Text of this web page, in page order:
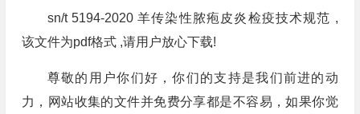
sn/t 5194-2020 羊传染性脓疱皮炎检疫技术规范 ,
该文件为pdf格式 ,请用户放心下载!
尊敬的用户你们好，你们的支持是我们前进的动
力，网站收集的文件并免费分享都是不容易，如果你觉